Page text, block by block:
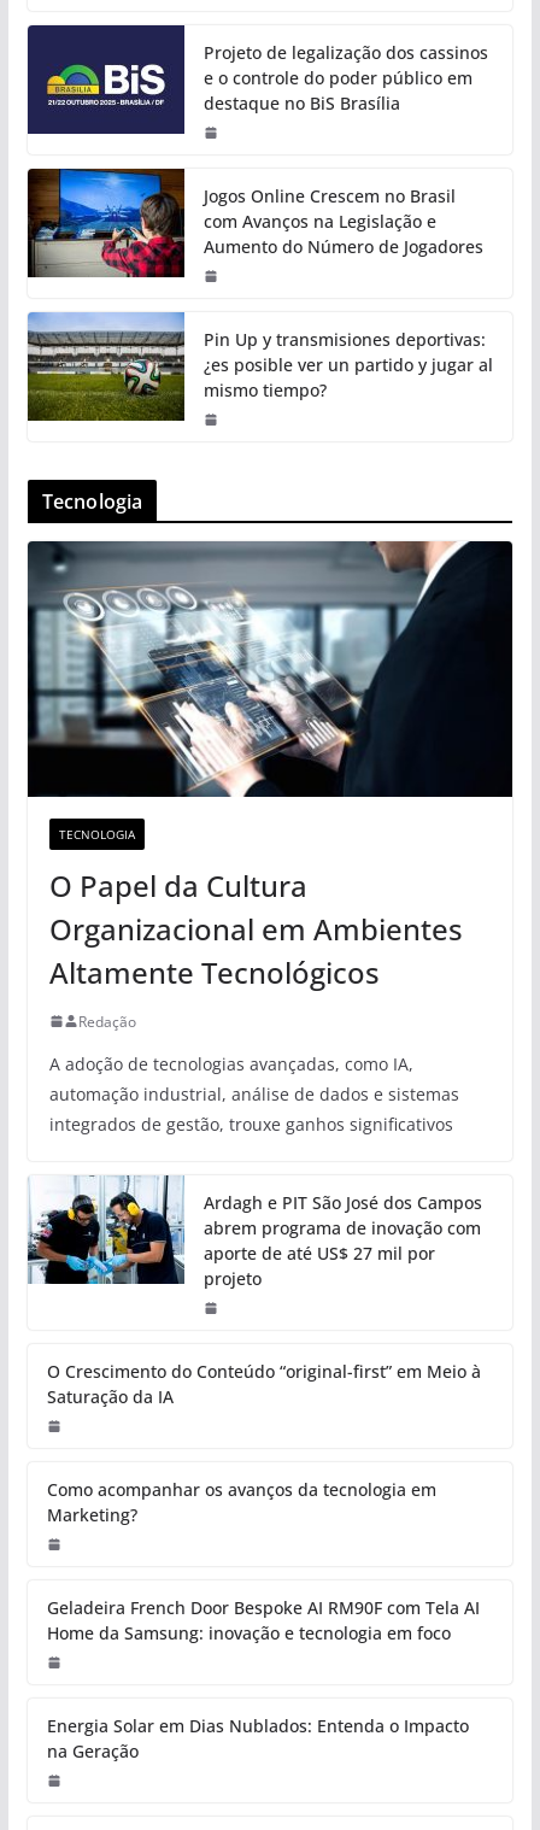
Projeto de legalização dos cassinos
e o controle do poder público em
destaque no BiS Brasília
Jogos Online Crescem no Brasil
com Avanços na Legislação e
Aumento do Número de Jogadores
Pin Up y transmisiones deportivas:
¿es posible ver un partido y jugar al
mismo tiempo?
Tecnologia
TECNOLOGIA
O Papel da Cultura
Organizacional em Ambientes
Altamente Tecnológicos
Redação
A adoção de tecnologias avançadas, como IA,
automação industrial, análise de dados e sistemas
integrados de gestão, trouxe ganhos significativos
Ardagh e PIT São José dos Campos
abrem programa de inovação com
aporte de até US$ 27 mil por
projeto
O Crescimento do Conteúdo “original-first” em Meio à
Saturação da IA
Como acompanhar os avanços da tecnologia em
Marketing?
Geladeira French Door Bespoke AI RM90F com Tela AI
Home da Samsung: inovação e tecnologia em foco
Energia Solar em Dias Nublados: Entenda o Impacto
na Geração